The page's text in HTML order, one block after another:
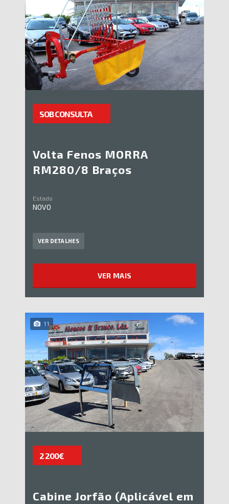
SOB CONSULTA
Volta Fenos MORRA
RM280/8 Braços
Estado
NOVO
VER DETALHES
VER MAIS
11
2 200€
Cabine Jorfão (Aplicável em